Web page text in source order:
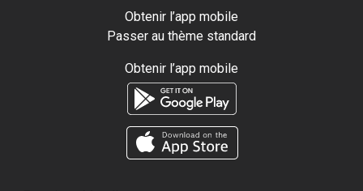
Obtenir l’app mobile
Passer au thème standard
Obtenir l’app mobile